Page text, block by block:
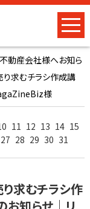
動産会社様へお知ら
求むチラシ作成講
様
11 12 13 14 15
27 28 29 30 31
求むチラシ作